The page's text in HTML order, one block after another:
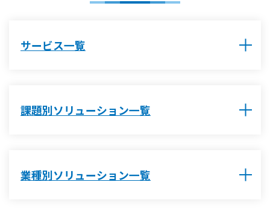
サービス一覧
課題別ソリューション一覧
業種別ソリューション一覧